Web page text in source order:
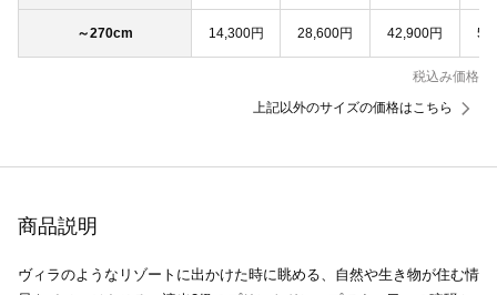
～270cm 14,300円 28,600円 42,900円
税込み価格
上記以外のサイズの価格はこちら
商品説明
ヴィラのようなリゾートに出かけた時に眺める、自然や生き物が住む情